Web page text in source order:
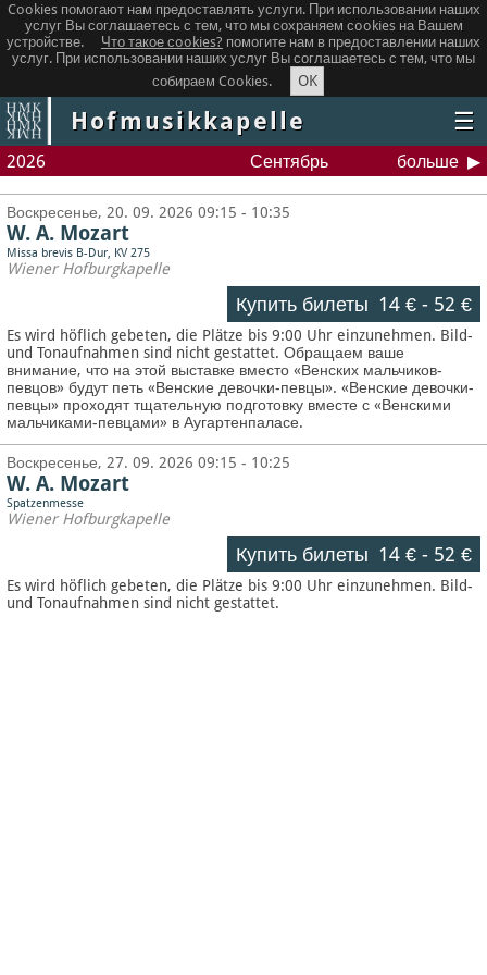
Cookies помогают нам предоставлять услуги. При использовании наших
услуг Вы соглашаетесь с тем, что мы сохраняем сookies на Вашем
устройстве.
Что такое сookies? помогите нам в предоставлении наших
услуг. При использовании наших услуг Вы соглашаетесь с тем, что мы
собираем Cookies.
OK
Hofmusikkapelle ☰
2026 Сентябрь больше
Воскресенье, 20. 09. 2026 09:15 - 10:35
W. A. Mozart
Missa brevis B-Dur, KV 275
Wiener Hofburgkapelle
Купить билеты 14 €- 52 €
Es wird höflich gebeten, die Plätze bis 9:00 Uhr einzunehmen. Bild-
und Tonaufnahmen sind nicht gestattet.Обращаем ваше
внимание, что на этой выставке вместо «Венских мальчиков-
певцов» будут петь «Венские девочки-певцы». «Венские девочки-
певцы» проходят тщательную подготовку вместе с «Венскими
мальчиками-певцами» в Аугартенпаласе.
Воскресенье, 27. 09. 2026 09:15 - 10:25
W. A. Mozart
Spatzenmesse
Wiener Hofburgkapelle
Купить билеты 14 €- 52 €
Es wird höflich gebeten, die Plätze bis 9:00 Uhr einzunehmen. Bild-
und Tonaufnahmen sind nicht gestattet.